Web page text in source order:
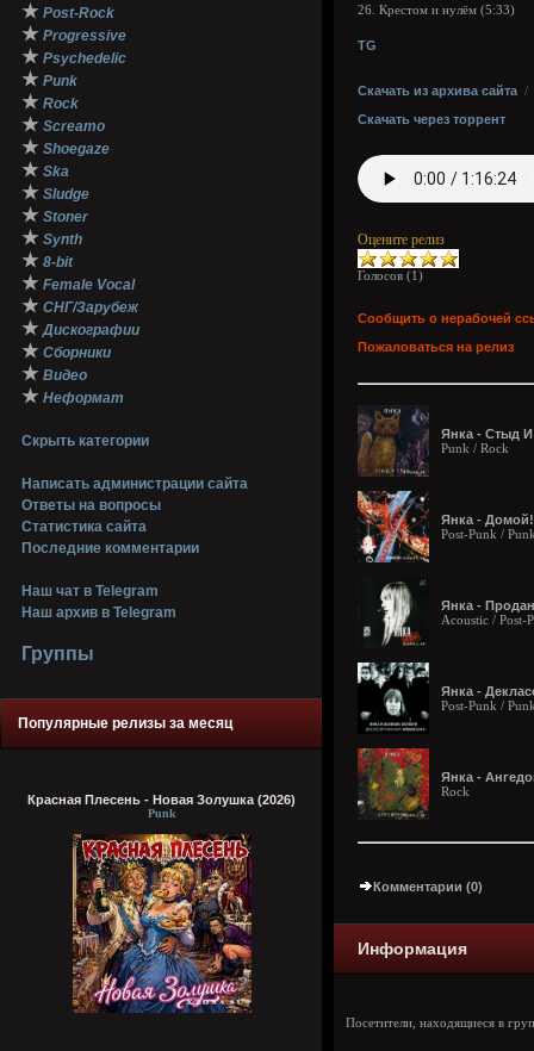
★ Post-Rock
★ Progressive
★ Psychedelic
★ Punk
★ Rock
★ Screamo
★ Shoegaze
★ Ska
★ Sludge
★ Stoner
★ Synth
★ 8-bit
★ Female Vocal
★ СНГ/Зарубеж
★ Дискографии
★ Сборники
★ Видео
★ Неформат
Скрыть категории
Написать администрации сайта
Ответы на вопросы
Статистика сайта
Последние комментарии
Наш чат в Telegram
Наш архив в Telegram
Группы
Популярные релизы за месяц
Красная Плесень - Новая Золушка (2026)
Punk
26. Крестом и нулём (5:33)
TG
Скачать из архива сайта /
Скачать через торрент
Оцените релиз
Голосов (1)
Сообщить о нерабочей
Пожаловаться на релиз
Янка - Стыд И
Punk / Rock
Янка - Домой!
Post-Punk /
Янка -
Acoustic / Post-
Янка -
Post-Punk /
Янка -
Rock
Комментарии (0)
Информация
Посетители, находящиеся в